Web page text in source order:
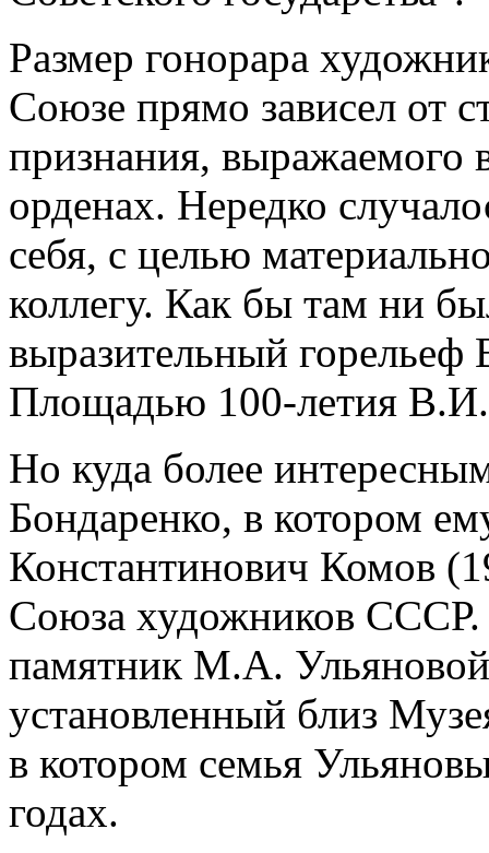
Размер гонорара
Союзе прямо зависел от
признания, выражаемого
орденах. Нередко
себя, с целью
коллегу. Как бы там ни
выразительный
Площадью 100-летия
Но куда более
Бондаренко, в котором
Константинович Комов
Союза художников СССР.
памятник М.А.
установленный близ
в котором семья
годах.